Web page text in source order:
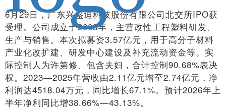
6月29日，广东兴盛迪科技股份有限公司北交所IPO获
受理。公司成立于2008年，主营改性工程塑料研发、
生产与销售。本次拟募资3.57亿元，用于高分子材料
产业化改扩建、研发中心建设及补充流动资金等。实
际控制人为许第修、包含夫妇，合计控制90.68%表决
权。2023—2025年营收由2.11亿元增至2.74亿元，净
利润达4518.04万元，同比增长67.1%。预计2026年上
半年净利同比增38.66%—43.13%。